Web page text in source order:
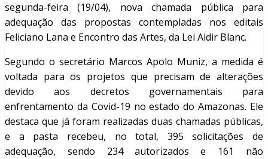
segunda-feira (19/04), nova chamada pública para
adequação das propostas contempladas nos editais
Feliciano Lana e Encontro das Artes, da Lei Aldir Blanc.
Segundo o secretário Marcos Apolo Muniz, a medida é
voltada para os projetos que precisam de alterações
devido aos decretos governamentais para
enfrentamento da Covid-19 no estado do Amazonas. Ele
destaca que já foram realizadas duas chamadas públicas,
e a pasta recebeu, no total, 395 solicitações de
adequação, sendo 234 autorizados e 161 não